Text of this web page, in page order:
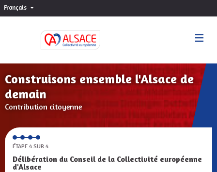
Français Choisir la langue
Construisons ensemble l'Alsace de
demain
Contribution citoyenne
ÉTAPE 4 SUR 4
Délibération du Conseil de la Collectivité européenne
d'Alsace